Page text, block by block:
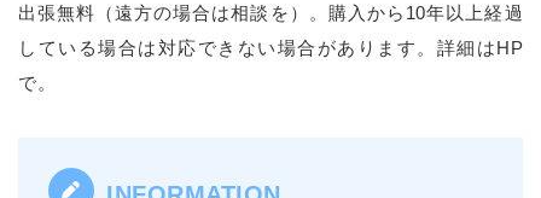
出張無料（遠方の場合は相談を）。購入から10年以上経過
している場合は対応できない場合があります。詳細はHP
で。